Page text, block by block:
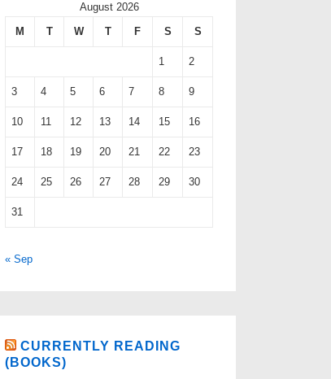
August 2026
M
T W T F S S
1 2
3 4 5 6 7 8 9
10 11 12 13 14 15 16
17 18 19 20 21 22 23
24 25 26 27 28 29 30
31
« Sep
CURRENTLY READING
(BOOKS)